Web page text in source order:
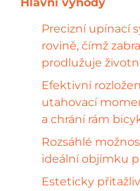
Precizní upínací
rovině, čímž
prodlužuje
Efektivní
utahovací
a chrání rám
Rozsáhlé
ideální objímku
Esteticky